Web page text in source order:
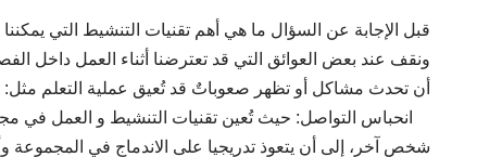
قبل الإجابة عن السؤال ما هي أهم تقنيات التنشيط التي
ونقف عند بعض العوائق التي قد تعترضنا أثناء العمل داخل
أن تحدث مشاكل أو تظهر صعوباتٌ قد تُعيق عملية التعلم مثل:
انحباس التواصل: حيث تُعين تقنيات التنشيط و العمل في
شخص آخر، إلى أن يتعوذ تدريجيا على الاندماج في المجموعة